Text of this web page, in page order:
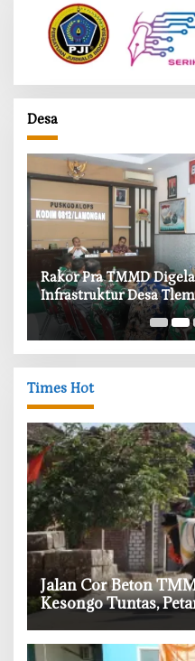
Desa
‎Rakor Pra TMMD
Infrastruktur Desa
Times Hot
‎Jalan Cor Beton
Kesongo Tuntas,